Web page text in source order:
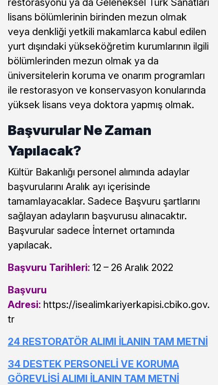
restorasyonu ya da Geleneksel Türk Sanatları
lisans bölümlerinin birinden mezun olmak
veya denkliği yetkili makamlarca kabul edilen
yurt dışındaki yükseköğretim kurumlarının ilgili
bölümlerinden mezun olmak ya da
üniversitelerin koruma ve onarım programları
ile restorasyon ve konservasyon konularında
yüksek lisans veya doktora yapmış olmak.
Başvurular Ne Zaman
Yapılacak?
Kültür Bakanlığı personel alımında adaylar
başvurularını Aralık ayı içerisinde
tamamlayacaklar. Sadece Başvuru şartlarını
sağlayan adayların başvurusu alınacaktır.
Başvurular sadece İnternet ortamında
yapılacak.
Başvuru Tarihleri: 12 – 26 Aralık 2022
Başvuru
Adresi: https://isealimkariyerkapisi.cbiko.gov.
tr
24 RESTORATÖR ALIMI İLANIN TAM METNİ
34 DESTEK PERSONELİ VE KORUMA
GÖREVLİSİ ALIMI İLANIN TAM METNİ